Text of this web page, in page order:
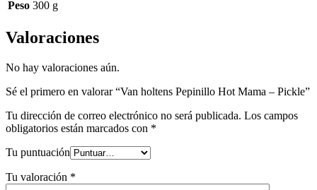
Peso 300 g
Valoraciones
No hay valoraciones aún.
Sé el primero en valorar “Van holtens Pepinillo Hot Mama – Pickle”
Tu dirección de correo electrónico no será publicada. Los campos
obligatorios están marcados con *
Tu puntuación
Tu valoración *